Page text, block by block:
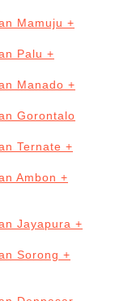
Mamuju +
Palu +
Manado +
Gorontalo
Ternate +
Ambon +
Jayapura +
Sorong +